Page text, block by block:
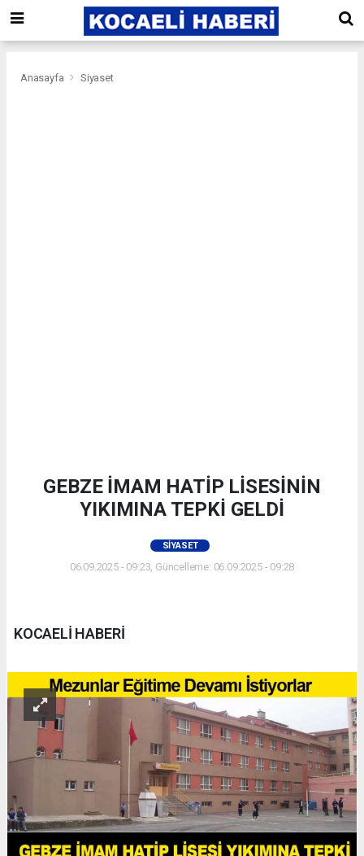
Anasayfa Siyaset
GEBZE İMAM HATİP LİSESİNİN
YIKIMINA TEPKİ GELDİ
SIYASET
06.09.2025 - 09:23, Güncelleme: 06.09.2025 - 09:28
KOCAELİ HABERİ